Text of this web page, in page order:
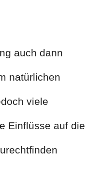
auch dann
natürlichen
viele
Einflüsse auf die